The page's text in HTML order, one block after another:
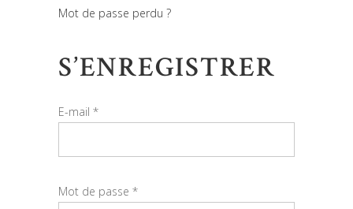
Mot de passe perdu ?
S’ENREGISTRER
E-mail *
Mot de passe *